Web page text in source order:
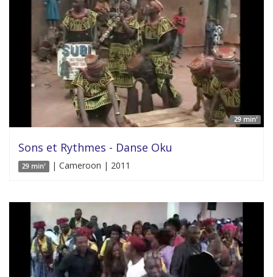
29 min'
Sons et Rythmes - Danse Oku
29 min' | Cameroon | 2011